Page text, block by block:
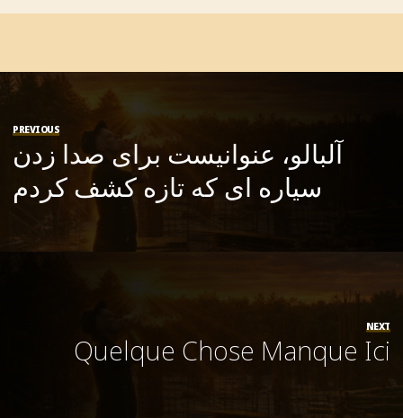
PREVIOUS
آلبالو، عنوانیست برای صدا زدن
سیاره ای که تازه کشف کردم
NEXT
Quelque Chose Manque Ici